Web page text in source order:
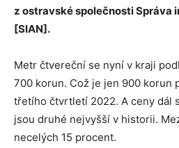
z ostravské společnosti Správa
[SIAN].
Metr čtvereční se nyní v kraji
700 korun. Což je jen 900 korun
třetího čtvrtletí 2022. A ceny dál
jsou druhé nejvyšší v historii.
necelých 15 procent.